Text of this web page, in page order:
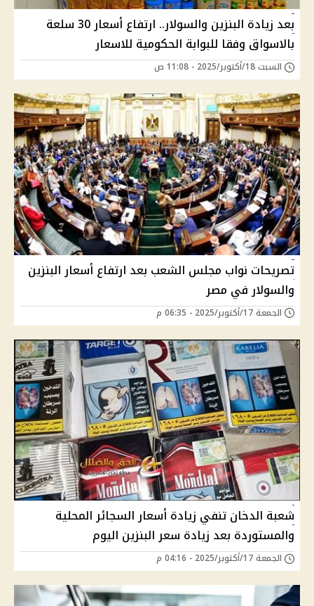
بعد زيادة البنزين والسولار.. ارتفاع أسعار 30 سلعة
بالاسواق وفقا للبوابة الحكومية للاسعار
السبت 18/أكتوبر/2025 - 11:08 ص
تصريحات نواب مجلس الشعب بعد ارتفاع أسعار البنزين
والسولار في مصر
الجمعة 17/أكتوبر/2025 - 06:35 م
شعبة الدخان تنفي زيادة أسعار السجائر المحلية
والمستوردة بعد زيادة سعر البنزين اليوم
الجمعة 17/أكتوبر/2025 - 04:16 م